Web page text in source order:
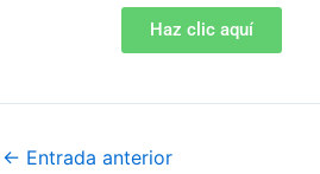
Haz clic aquí
← Entrada anterior